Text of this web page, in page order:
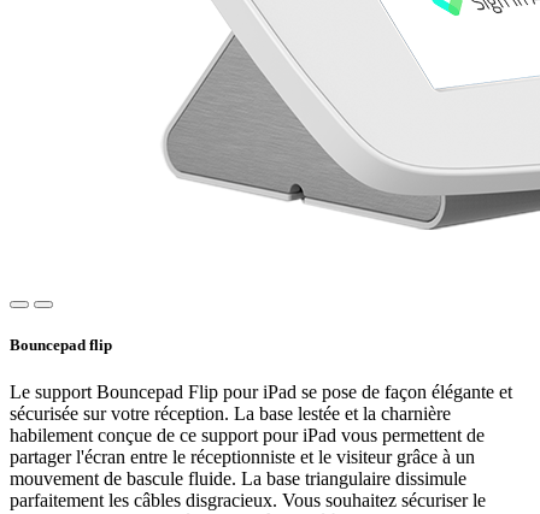
Bouncepad flip
Le support Bouncepad Flip pour iPad se pose de façon élégante et
sécurisée sur votre réception. La base lestée et la charnière
habilement conçue de ce support pour iPad vous permettent de
partager l'écran entre le réceptionniste et le visiteur grâce à un
mouvement de bascule fluide. La base triangulaire dissimule
parfaitement les câbles disgracieux. Vous souhaitez sécuriser le